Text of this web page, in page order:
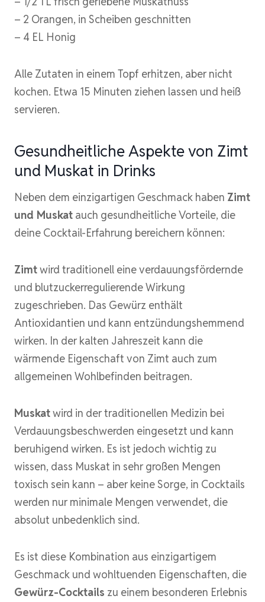
– 2 Orangen, in Scheiben geschnitten
– 4 EL Honig
Alle Zutaten in einem Topf erhitzen, aber nicht
kochen. Etwa 15 Minuten ziehen lassen und heiß
servieren.
Gesundheitliche Aspekte von Zimt
und Muskat in Drinks
Neben dem einzigartigen Geschmack haben Zimt
und Muskat auch gesundheitliche Vorteile, die
deine Cocktail-Erfahrung bereichern können:
Zimtwird traditionell eine verdauungsfördernde
und blutzuckerregulierende Wirkung
zugeschrieben. Das Gewürz enthält
Antioxidantien und kann entzündungshemmend
wirken. In der kalten Jahreszeit kann die
wärmende Eigenschaft von Zimt auch zum
allgemeinen Wohlbefinden beitragen.
Muskatwird in der traditionellen Medizin bei
Verdauungsbeschwerden eingesetzt und kann
beruhigend wirken. Es ist jedoch wichtig zu
wissen, dass Muskat in sehr großen Mengen
toxisch sein kann – aber keine Sorge, in Cocktails
werden nur minimale Mengen verwendet, die
absolut unbedenklich sind.
Es ist diese Kombination aus einzigartigem
Geschmack und wohltuenden Eigenschaften, die
Gewürz-Cocktails zu einem besonderen Erlebnis